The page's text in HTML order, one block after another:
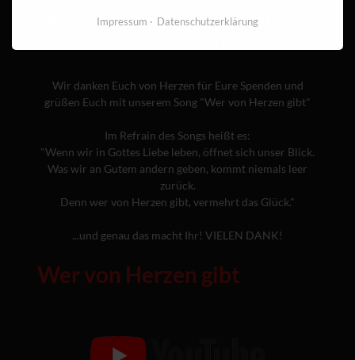
Impressum Datenschutzerklärung
Eure Unterstützung hilft uns sehr und sie gibt
Wir danken Euch von Herzen für Eure Spenden und
grüßen Euch mit unserem Song "Wer von Herzen gibt"
Im Refrain des Songs heißt es:
"Wenn wir in Gottes Liebe leben, öffnet sich unser Blick.
Was wir an Gutem andern geben, kommt niemals leer
zurück.
Denn wer von Herzen gibt, vermehrt das Glück."
...und genau das macht Ihr! VIELEN DANK!
Wer von Herzen gibt